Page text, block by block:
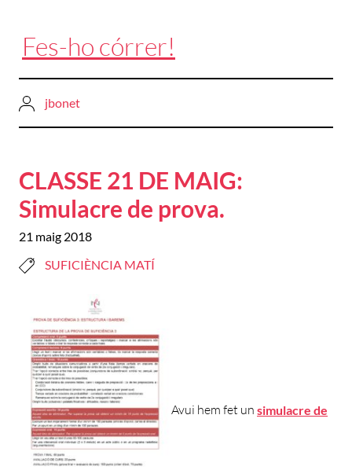
Fes-ho córrer!
jbonet
CLASSE 21 DE MAIG:
Simulacre de prova.
21 maig 2018
SUFICIÈNCIA MATÍ
Avui hem fet un simulacre de